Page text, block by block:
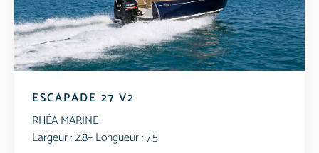
ESCAPADE 27 V2
RHÉA MARINE
Largeur : 2.8– Longueur : 7.5